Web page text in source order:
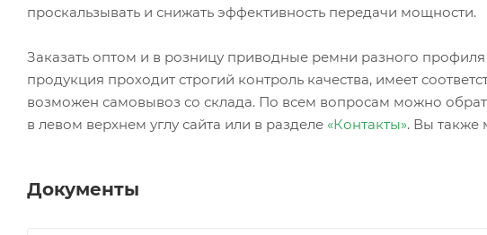
проскальзывать и снижать эффективность передачи мощности.
Заказать оптом и в розницу приводные ремни разного
продукция проходит строгий контроль качества, имеет
возможен самовывоз со склада. По всем вопросам можно
в левом верхнем углу сайта или в разделе «Контакты». Вы также
Документы